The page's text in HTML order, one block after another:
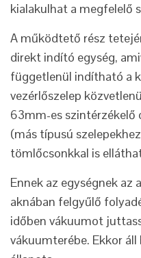
kialakulhat a megfelelő
A működtető rész
direkt indító egység,
függetlenül indítható a
vezérlőszelep
63mm-es szintérzékelő
(más típusú
tömlőcsonkkal is
Ennek az egységnek az
aknában felgyűlő
időben vákuumot
vákuumterébe. Ekkor